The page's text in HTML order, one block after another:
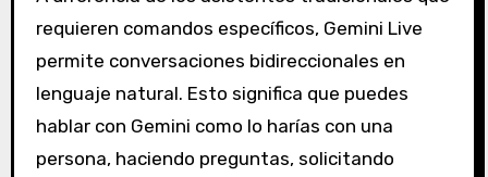
requieren comandos específicos, Gemini Live
permite conversaciones bidireccionales en
lenguaje natural. Esto significa que puedes
hablar con Gemini como lo harías con una
persona, haciendo preguntas, solicitando